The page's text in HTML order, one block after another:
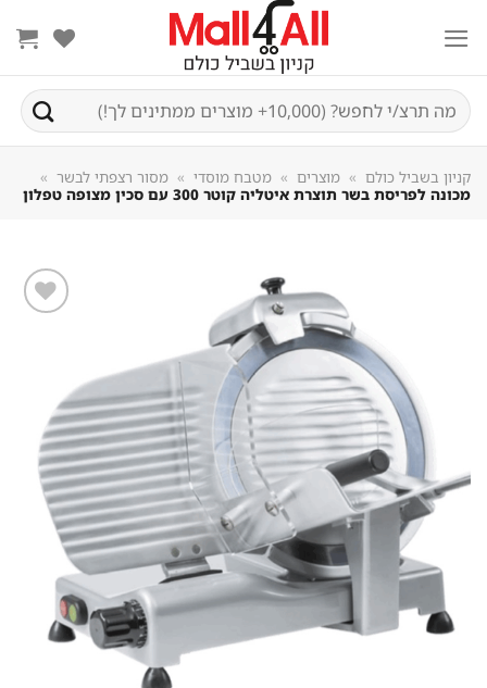
חיפוש
עבור:
קניון בשביל כולם » מוצרים » מטבח מוסדי » מסור רצפתי לבשר »
מכונה לפריסת בשר תוצרת איטליה קוטר 300 עם סכין מצופה טפלון